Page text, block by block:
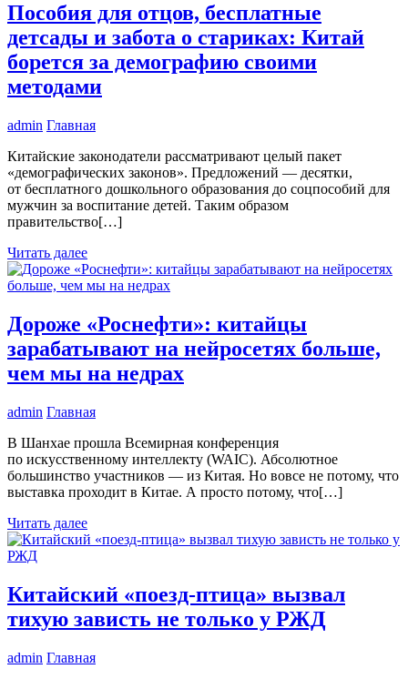
Пособия для отцов, бесплатные
детсады и забота о стариках: Китай
борется за демографию своими
методами
admin Главная
Китайские законодатели рассматривают целый пакет
«демографических законов». Предложений — десятки,
от бесплатного дошкольного образования до соцпособий для
мужчин за воспитание детей. Таким образом
правительство[…]
Читать далее
Дороже «Роснефти»: китайцы
зарабатывают на нейросетях больше,
чем мы на недрах
admin Главная
В Шанхае прошла Всемирная конференция
по искусственному интеллекту (WAIC). Абсолютное
большинство участников — из Китая. Но вовсе не потому, что
выставка проходит в Китае. А просто потому, что[…]
Читать далее
Китайский «поезд-птица» вызвал
тихую зависть не только у РЖД
admin Главная